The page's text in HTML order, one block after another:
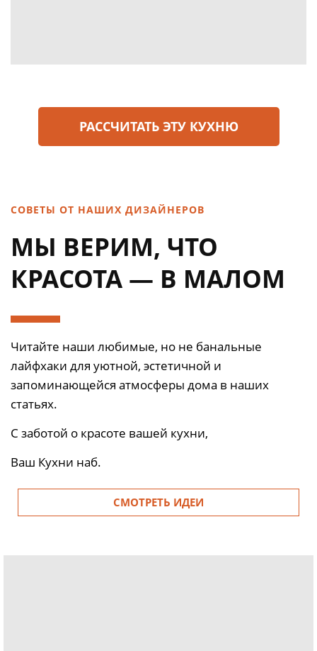
РАСCЧИТАТЬ ЭТУ КУХНЮ
СОВЕТЫ ОТ НАШИХ ДИЗАЙНЕРОВ
МЫ ВЕРИМ, ЧТО
КРАСОТА — В МАЛОМ
Читайте наши любимые, но не банальные
лайфхаки для уютной, эстетичной и
запоминающейся атмосферы дома в наших
статьях.
С заботой о красоте вашей кухни,
Ваш Кухни наб.
СМОТРЕТЬ ИДЕИ